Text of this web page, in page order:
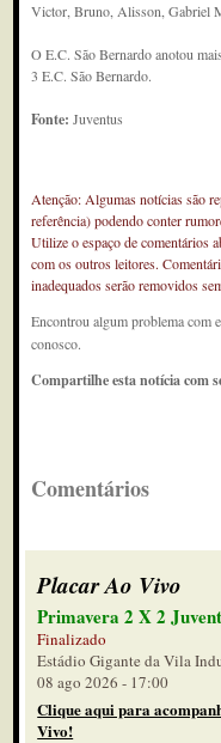
Victor, Bruno, Alisson, Gabriel
O E.C. São Bernardo anotou
3 E.C. São Bernardo.
Fonte:Juventus
Atenção: Algumas notícias são
referência) podendo conter
Utilize o espaço de comentários
com os outros leitores.
inadequados serão removidos
Encontrou algum problema com
conosco.
Compartilhe esta notícia com
Comentários
Placar Ao Vivo
Primavera 2 X 2
Finalizado
Estádio Gigante da Vila
08 ago 2026 - 17:00
Clique aqui para
Vivo!